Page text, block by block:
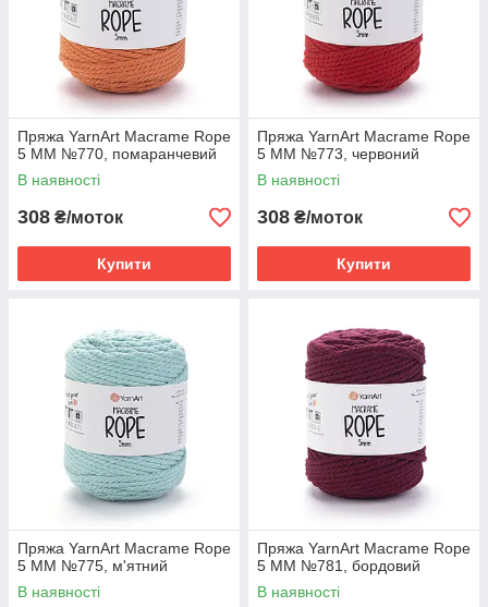
Пряжа YarnArt Macrame Rope
5 MM №770, помаранчевий
В наявності
308 ₴/моток
Купити
Пряжа YarnArt Macrame Rope
5 MM №773, червоний
В наявності
308 ₴/моток
Купити
Пряжа YarnArt Macrame Rope
5 MM №775, м'ятний
В наявності
Пряжа YarnArt Macrame Rope
5 MM №781, бордовий
В наявності